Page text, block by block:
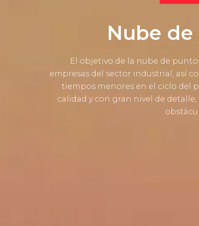
Nube
El objetivo de la nube de
empresas del sector industrial, así
tiempos menores en el ciclo del
calidad y con gran nivel de